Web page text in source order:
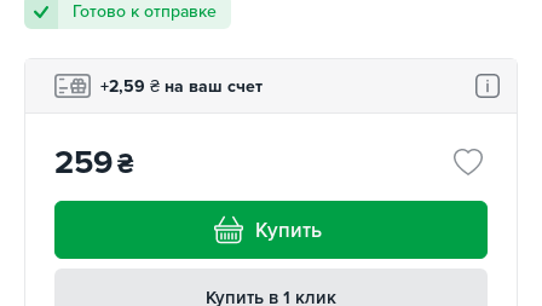
Готово к отправке
+2,59 ₴ на ваш счет
259₴
Купить
Купить в 1 клик